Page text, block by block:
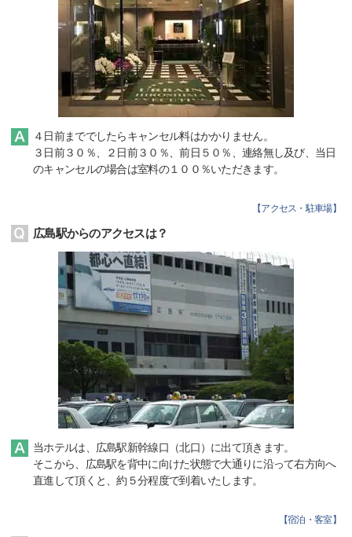
４日前まででしたらキャンセル料はかかりません。
３日前３０％、２日前３０％、前日５０％、連絡無し及び、当日
のキャンセルの場合は室料の１００％いただきます。
【アクセス・駐車場】
広島駅からのアクセスは？
当ホテルは、広島駅新幹線口（北口）に出て頂きます。
そこから、広島駅を背中に向けた状態で大通りに沿って右方向へ
直進して頂くと、約５分程度で到着いたします。
【宿泊・客室】